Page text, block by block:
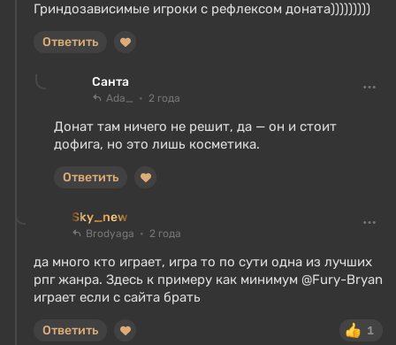
Гриндозависимые игроки с рефлексом доната)))))))))
Ответить
Санта
Ada_ 2 года
Донат там ничего не решит, да — он и стоит
дофига, но это лишь косметика.
Ответить
Sky_new
Brodyaga 2 года
да много кто играет, игра то по сути одна из лучших
рпг жанра. Здесь к примеру как минимум @Fury-Bryan
играет если с сайта брать
1
Ответить